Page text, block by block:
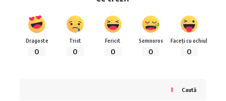
Dragoste
0
Trist
0
Fericit
0
Somnoros
0
Faceți cu ochiul
0
Caută